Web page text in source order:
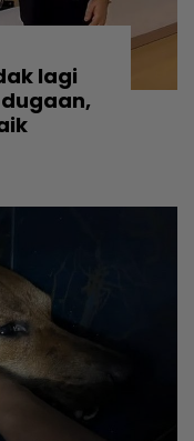
lagi